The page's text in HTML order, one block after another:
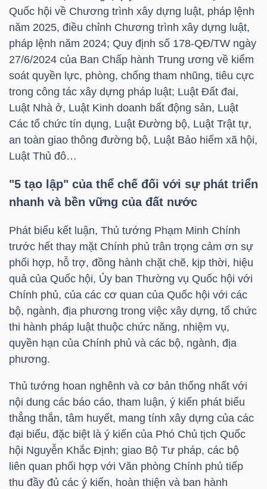
Quốc hội về Chương trình xây dựng luật, pháp lệnh
năm 2025, điều chỉnh Chương trình xây dựng luật,
pháp lệnh năm 2024; Quy định số 178-QĐ/TW ngày
27/6/2024 của Ban Chấp hành Trung ương về kiểm
soát quyền lực, phòng, chống tham nhũng, tiêu cực
trong công tác xây dựng pháp luật; Luật Đất đai,
Luật Nhà ở, Luật Kinh doanh bất động sản, Luật
Các tổ chức tín dụng, Luật Đường bộ, Luật Trật tự,
an toàn giao thông đường bộ, Luật Bảo hiểm xã hội,
Luật Thủ đô…
"5 tạo lập" của thể chế đối với sự phát triển
nhanh và bền vững của đất nước
Phát biểu kết luận, Thủ tướng Phạm Minh Chính
trước hết thay mặt Chính phủ trân trọng cảm ơn sự
phối hợp, hỗ trợ, đồng hành chặt chẽ, kịp thời, hiệu
quả của Quốc hội, Ủy ban Thường vụ Quốc hội với
Chính phủ, của các cơ quan của Quốc hội với các
bộ, ngành, địa phương trong việc xây dựng, tổ chức
thi hành pháp luật thuộc chức năng, nhiệm vụ,
quyền hạn của Chính phủ và các bộ, ngành, địa
phương.
Thủ tướng hoan nghênh và cơ bản thống nhất với
nội dung các báo cáo, tham luận, ý kiến phát biểu
thẳng thắn, tâm huyết, mang tính xây dựng của các
đại biểu, đặc biệt là ý kiến của Phó Chủ tịch Quốc
hội Nguyễn Khắc Định; giao Bộ Tư pháp, các bộ
liên quan phối hợp với Văn phòng Chính phủ tiếp
thu đầy đủ các ý kiến, hoàn thiện và ban hành
NHÂN
PHÂN
TÍCH
VIETSTOCKFINANCE
MÔ
NGÀNH
DOANH
NGHIỆP
PHIẾU
PHÁI
SINH